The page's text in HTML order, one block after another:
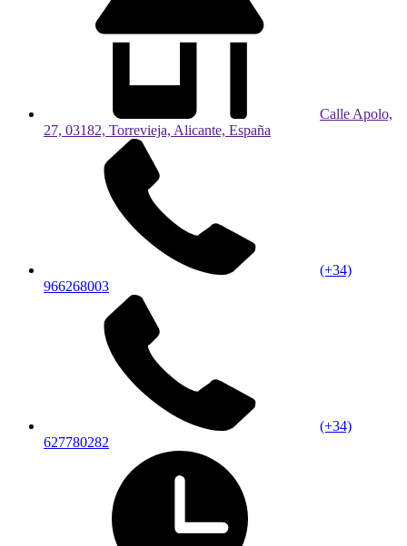
Calle Apolo,
27, 03182, Torrevieja, Alicante, España
(+34)
966268003
(+34)
627780282